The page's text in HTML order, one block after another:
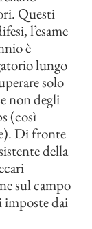
Questi
l’esame
è
lungo
solo
non degli
(così
Di fronte
della
sul campo
imposte dai